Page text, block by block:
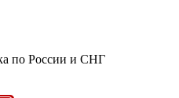
по России и СНГ